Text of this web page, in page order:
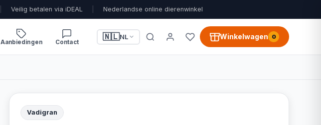
Veilig betalen via iDEAL Nederlandse online dierenwinkel
Aanbiedingen Contact
🇳🇱NL Winkelwagen 0
Vadigran